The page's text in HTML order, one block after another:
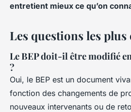
entretient mieux ce qu’on
Les questions les
Le BEP doit-il être modifié
?
Oui, le BEP est un document
fonction des changements de
nouveaux intervenants ou de